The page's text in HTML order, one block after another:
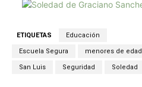
ETIQUETAS Educación
Escuela Segura menores de edad
San Luis Seguridad Soledad